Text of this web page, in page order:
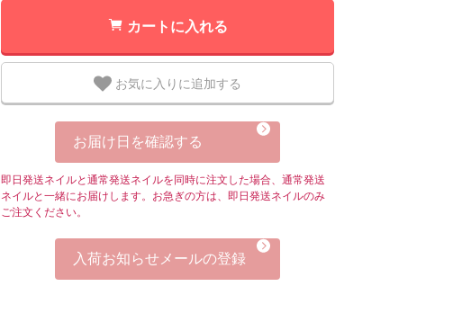
カートに入れる
お気に入りに追加する
お届け日を確認する
即日発送ネイルと通常発送ネイルを同時に注文した場合、通常発送
ネイルと一緒にお届けします。お急ぎの方は、即日発送ネイルのみ
ご注文ください。
入荷お知らせメールの登録